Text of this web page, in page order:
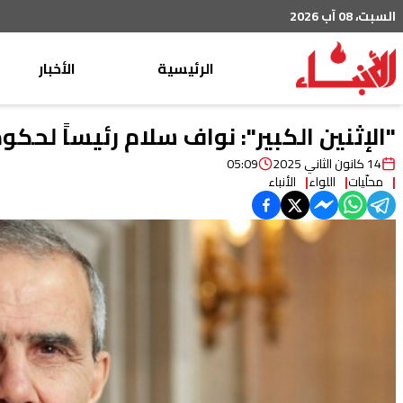
السبت، 08 آب 2026
الرئيسية
الأخبار
محليات
عربي دولي
خاص
رياضة
من لبنان
ثقافة ومجتمع
منوعات
"الإثنين الكبير": نواف سلام رئيساً
14 كانون الثاني 2025 05:09
محلّيات اللواء الأنباء